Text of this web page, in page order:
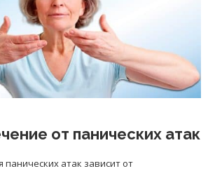
от панических атак
панических атак зависит от